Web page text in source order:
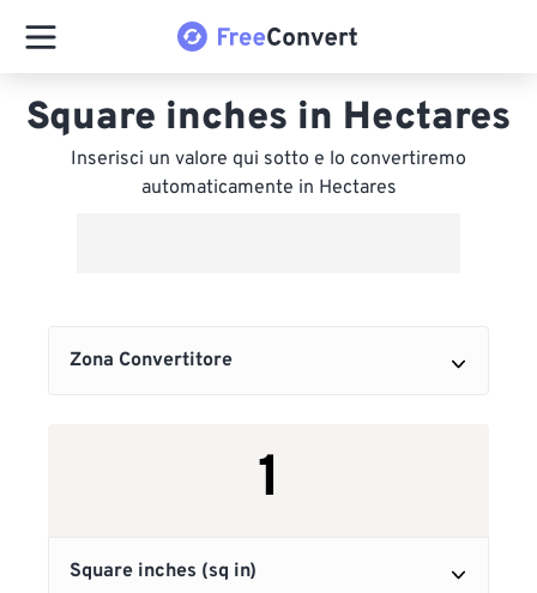
Square inches in Hectares
Inserisci un valore qui sotto e lo convertiremo
automaticamente in Hectares